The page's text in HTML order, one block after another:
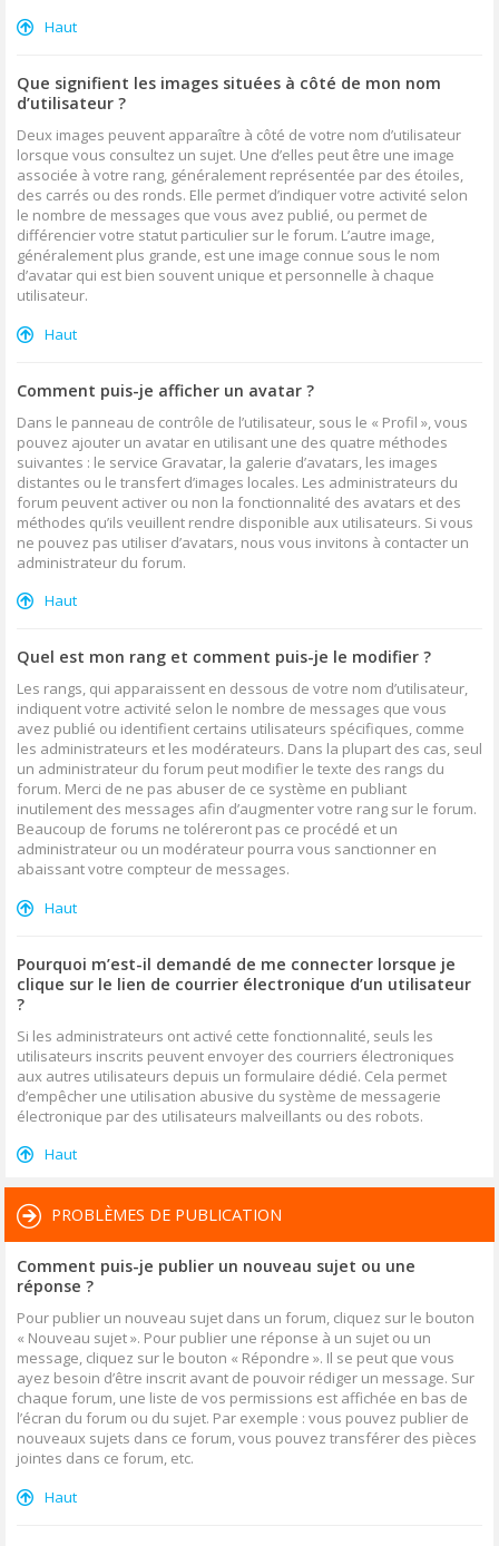
Haut
Que signifient les images situées à côté de mon nom
d’utilisateur ?
Deux images peuvent apparaître à côté de votre nom d’utilisateur
lorsque vous consultez un sujet. Une d’elles peut être une image
associée à votre rang, généralement représentée par des étoiles,
des carrés ou des ronds. Elle permet d’indiquer votre activité selon
le nombre de messages que vous avez publié, ou permet de
différencier votre statut particulier sur le forum. L’autre image,
généralement plus grande, est une image connue sous le nom
d’avatar qui est bien souvent unique et personnelle à chaque
utilisateur.
Haut
Comment puis-je afficher un avatar ?
Dans le panneau de contrôle de l’utilisateur, sous le « Profil », vous
pouvez ajouter un avatar en utilisant une des quatre méthodes
suivantes : le service Gravatar, la galerie d’avatars, les images
distantes ou le transfert d’images locales. Les administrateurs du
forum peuvent activer ou non la fonctionnalité des avatars et des
méthodes qu’ils veuillent rendre disponible aux utilisateurs. Si vous
ne pouvez pas utiliser d’avatars, nous vous invitons à contacter un
administrateur du forum.
Haut
Quel est mon rang et comment puis-je le modifier ?
Les rangs, qui apparaissent en dessous de votre nom d’utilisateur,
indiquent votre activité selon le nombre de messages que vous
avez publié ou identifient certains utilisateurs spécifiques, comme
les administrateurs et les modérateurs. Dans la plupart des cas, seul
un administrateur du forum peut modifier le texte des rangs du
forum. Merci de ne pas abuser de ce système en publiant
inutilement des messages afin d’augmenter votre rang sur le forum.
Beaucoup de forums ne toléreront pas ce procédé et un
administrateur ou un modérateur pourra vous sanctionner en
abaissant votre compteur de messages.
Haut
Pourquoi m’est-il demandé de me connecter lorsque je
clique sur le lien de courrier électronique d’un utilisateur
?
Si les administrateurs ont activé cette fonctionnalité, seuls les
utilisateurs inscrits peuvent envoyer des courriers électroniques
aux autres utilisateurs depuis un formulaire dédié. Cela permet
d’empêcher une utilisation abusive du système de messagerie
électronique par des utilisateurs malveillants ou des robots.
Haut
PROBLÈMES DE PUBLICATION
Comment puis-je publier un nouveau sujet ou une
réponse ?
Pour publier un nouveau sujet dans un forum, cliquez sur le bouton
« Nouveau sujet ». Pour publier une réponse à un sujet ou un
message, cliquez sur le bouton « Répondre ». Il se peut que vous
ayez besoin d’être inscrit avant de pouvoir rédiger un message. Sur
chaque forum, une liste de vos permissions est affichée en bas de
l’écran du forum ou du sujet. Par exemple : vous pouvez publier de
nouveaux sujets dans ce forum, vous pouvez transférer des pièces
jointes dans ce forum, etc.
Haut